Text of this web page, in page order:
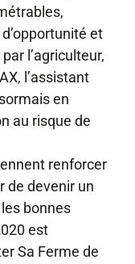
et
l’agriculteur,
l’assistant
en
au risque de
renforcer
de devenir un
bonnes
est
Sa Ferme de